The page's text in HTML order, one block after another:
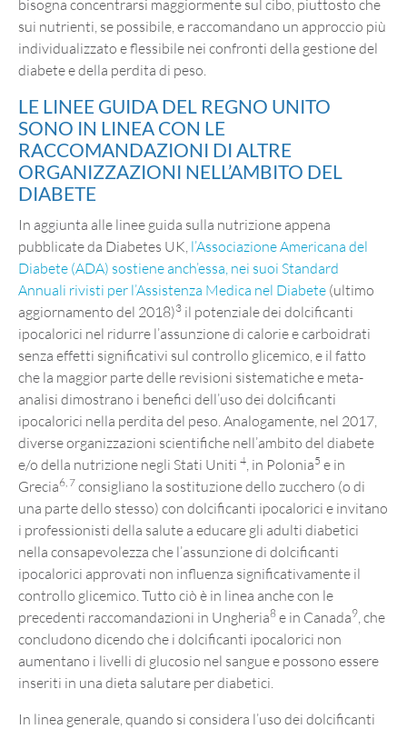
bisogna concentrarsi maggiormente sul cibo, piuttosto che
sui nutrienti, se possibile, e raccomandano un approccio più
individualizzato e flessibile nei confronti della gestione del
diabete e della perdita di peso.
LE LINEE GUIDA DEL REGNO UNITO
SONO IN LINEA CON LE
RACCOMANDAZIONI DI ALTRE
ORGANIZZAZIONI NELL’AMBITO DEL
DIABETE
In aggiunta alle linee guida sulla nutrizione appena
pubblicate da Diabetes UK, l’Associazione Americana del
Diabete (ADA) sostiene anch’essa, nei suoi Standard
Annuali rivisti per l’Assistenza Medica nel Diabete (ultimo
aggiornamento del 2018)3 il potenziale dei dolcificanti
ipocalorici nel ridurre l’assunzione di calorie e carboidrati
senza effetti significativi sul controllo glicemico, e il fatto
che la maggior parte delle revisioni sistematiche e meta-
analisi dimostrano i benefici dell’uso dei dolcificanti
ipocalorici nella perdita del peso. Analogamente, nel 2017,
diverse organizzazioni scientifiche nell’ambito del diabete
e/o della nutrizione negli Stati Uniti 4 , in Polonia5 e in
Grecia6, 7 consigliano la sostituzione dello zucchero (o di
una parte dello stesso) con dolcificanti ipocalorici e invitano
i professionisti della salute a educare gli adulti diabetici
nella consapevolezza che l’assunzione di dolcificanti
ipocalorici approvati non influenza significativamente il
controllo glicemico. Tutto ciò è in linea anche con le
precedenti raccomandazioni in Ungheria8 e in Canada9 , che
concludono dicendo che i dolcificanti ipocalorici non
aumentano i livelli di glucosio nel sangue e possono essere
inseriti in una dieta salutare per diabetici.
In linea generale, quando si considera l’uso dei dolcificanti